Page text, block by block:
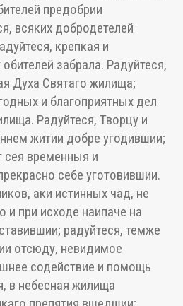
предобрии
всяких добродетелей
крепкая и
забрала. Радуйтеся,
Духа Святаго жилища;
и благоприятных дел
Радуйтеся, Творцу и
житии добре угодившии;
сея временныя и
себе уготовившии.
аки истинных чад, не
и при исходе наипаче на
радуйтеся, темже
отсюду, невидимое
содействие и помощь
в небесная жилища